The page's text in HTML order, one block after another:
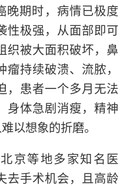
晚期时，病情已极度
性极强，从面部即可
织被大面积破坏，鼻
持续破溃、流脓，
，患者一个多月无法
身体急剧消瘦，精神
以想象的折磨。
京等地多家知名医
去手术机会，且高龄